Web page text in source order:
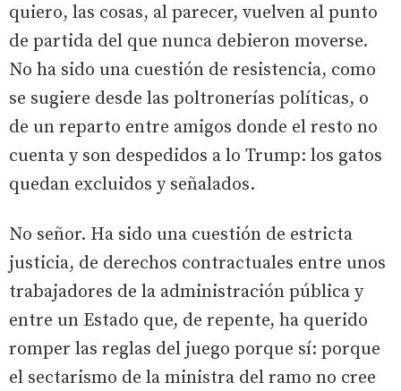
quiero, las cosas, al parecer, vuelven al punto
de partida del que nunca debieron moverse.
No ha sido una cuestión de resistencia, como
se sugiere desde las poltronerías políticas, o
de un reparto entre amigos donde el resto no
cuenta y son despedidos a lo Trump: los gatos
quedan excluidos y señalados.
No señor. Ha sido una cuestión de estricta
justicia, de derechos contractuales entre unos
trabajadores de la administración pública y
entre un Estado que, de repente, ha querido
romper las reglas del juego porque sí: porque
el sectarismo de la ministra del ramo no cree